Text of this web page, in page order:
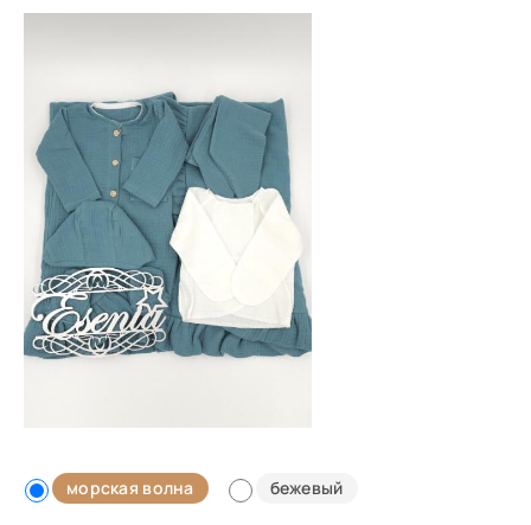
морская волна бежевый